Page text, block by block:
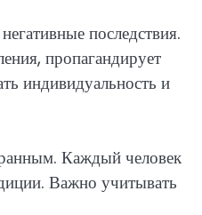
последствия.
пропагандирует
индивидуальность и
Каждый человек
Важно учитывать